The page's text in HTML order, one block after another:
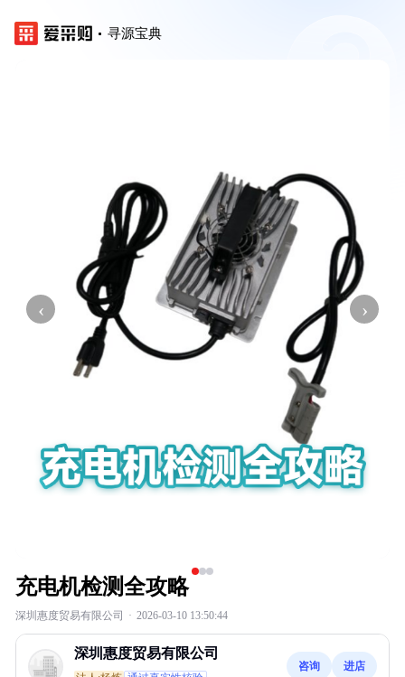
寻源宝典
‹ ›
充电机检测全攻略
深圳惠度贸易有限公司 · 2026-03-10 13:50:44
深圳惠度贸易有限公司
咨询 进店